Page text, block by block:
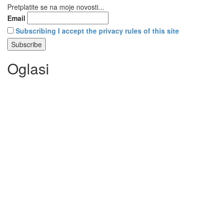
Pretplatite se na moje novosti...
Email
Subscribing I accept the privacy rules of this site
Oglasi